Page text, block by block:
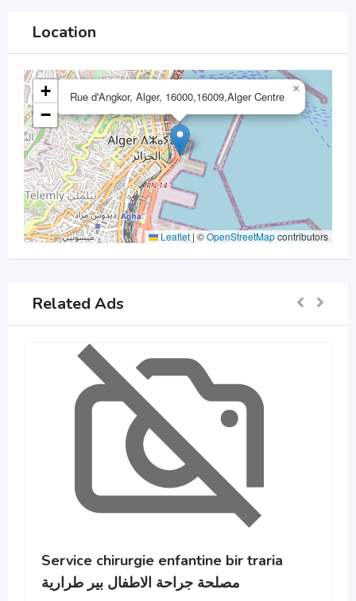
Location
Rue d'Angkor, Alger, 16000,16009,Alger Centre
×
+
−
Leaflet | ©OpenStreetMapcontributors
Related Ads
Service chirurgie enfantine bir traria
مصلحة جراحة الاطفال بير طرارية